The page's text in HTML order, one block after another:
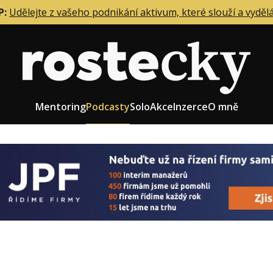
Udělejte z vašeho podnikání aktivum, které slouží a
MentoringPodcastySoloAkceInzerceO mně
firmy
zaměstnanců
Role zakladatele/CEO
Růst firmy